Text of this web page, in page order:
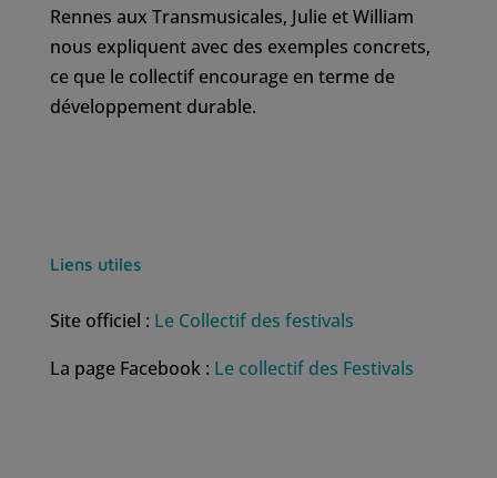
Rennes aux Transmusicales, Julie et William
nous expliquent avec des exemples concrets,
ce que le collectif encourage en terme de
développement durable.
Liens utiles
Site officiel : Le Collectif des festivals
La page Facebook : Le collectif des Festivals